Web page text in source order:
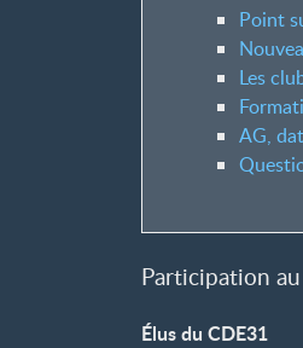
Point
Les
AG,
Participation
Élus du CDE31